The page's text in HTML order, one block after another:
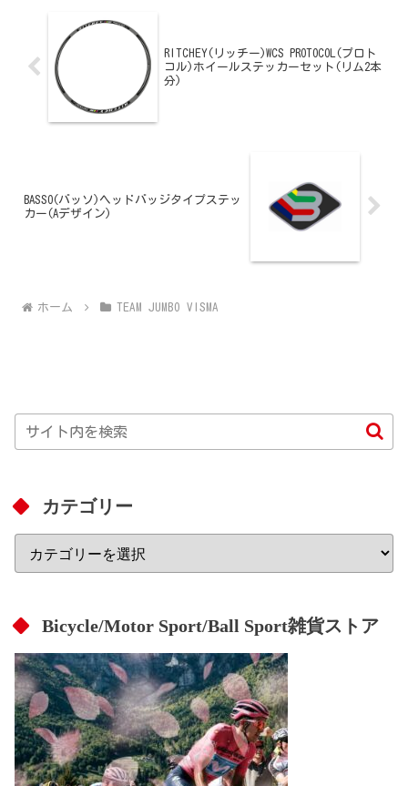
RITCHEY(リッチー)WCS PROTOCOL(プロト
コル)ホイールステッカーセット(リム2本
分)
BASSO(バッソ)ヘッドバッジタイプステッ
カー(Aデザイン)
ホーム TEAM JUMBO VISMA
カテゴリー
Bicycle/Motor Sport/Ball Sport雑貨ストア